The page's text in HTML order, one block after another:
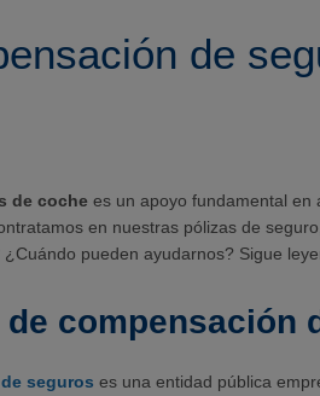
de
de coche es un apoyo fundamental en
en nuestras pólizas de
¿Cuándo pueden ayudarnos? Sigue
compensación
seguros es una entidad pública